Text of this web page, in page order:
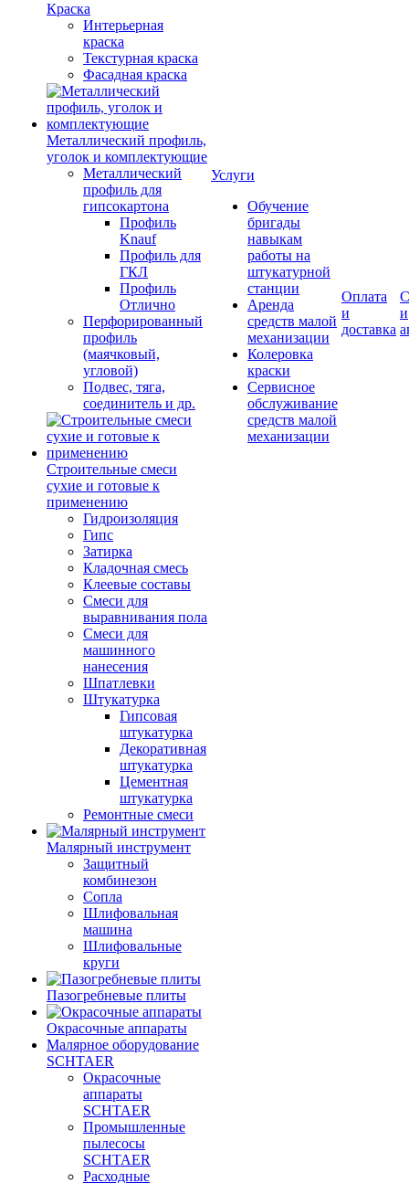
Краска
Интерьерная
краска
Текстурная краска
Фасадная краска
Металлический профиль,
уголок и комплектующие
Металлический
профиль для
гипсокартона
Профиль
Knauf
Профиль для
ГКЛ
Профиль
Отлично
Перфорированный
профиль
(маячковый,
угловой)
Подвес, тяга,
соединитель и др.
Строительные смеси
сухие и готовые к
применению
Гидроизоляция
Гипс
Затирка
Кладочная смесь
Клеевые составы
Смеси для
выравнивания пола
Смеси для
машинного
нанесения
Шпатлевки
Штукатурка
Гипсовая
штукатурка
Декоративная
штукатурка
Цементная
штукатурка
Ремонтные смеси
Малярный инструмент
Защитный
комбинезон
Сопла
Шлифовальная
машина
Шлифовальные
круги
Пазогребневые плиты
Окрасочные аппараты
Малярное оборудование
SCHTAER
Окрасочные
аппараты
SCHTAER
Промышленные
пылесосы
SCHTAER
Расходные
Услуги
Обучение
бригады
навыкам
работы на
штукатурной
станции
Аренда
средств малой
механизации
Колеровка
краски
Сервисное
обслуживание
средств малой
механизации
Оплата
и
доставка
и